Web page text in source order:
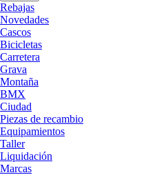
Rebajas
Novedades
Cascos
Bicicletas
Carretera
Grava
Montaña
BMX
Ciudad
Piezas de recambio
Equipamientos
Taller
Liquidación
Marcas